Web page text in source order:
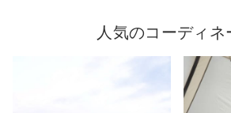
人気のコーディネ